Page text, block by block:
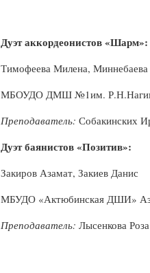
Дуэт аккордеонистов «Шарм»:
Тимофеева Милена, Миннебаева
МБОУДО ДМШ №1им.
Преподаватель: Собакинских
Дуэт баянистов «Позитив»:
Закиров Азамат, Закиев Данис
МБУДО «Актюбинская ДШИ»
Преподаватель: Лысенкова